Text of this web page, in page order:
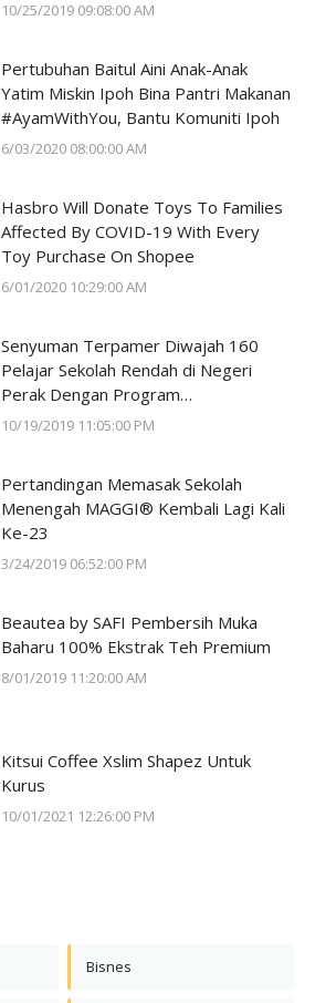
10/25/2019 09:08:00 AM
Pertubuhan Baitul Aini Anak-Anak
Yatim Miskin Ipoh Bina Pantri Makanan
#AyamWithYou, Bantu Komuniti Ipoh
6/03/2020 08:00:00 AM
Hasbro Will Donate Toys To Families
Affected By COVID-19 With Every
Toy Purchase On Shopee
6/01/2020 10:29:00 AM
Senyuman Terpamer Diwajah 160
Pelajar Sekolah Rendah di Negeri
Perak Dengan Program
#SunwayForGood Deepavali Cheer di
10/19/2019 11:05:00 PM
Pertandingan Memasak Sekolah
Menengah MAGGI® Kembali Lagi Kali
Ke-23
3/24/2019 06:52:00 PM
Beautea by SAFI Pembersih Muka
Baharu 100% Ekstrak Teh Premium
8/01/2019 11:20:00 AM
Kitsui Coffee Xslim Shapez Untuk
Kurus
10/01/2021 12:26:00 PM
Bisnes